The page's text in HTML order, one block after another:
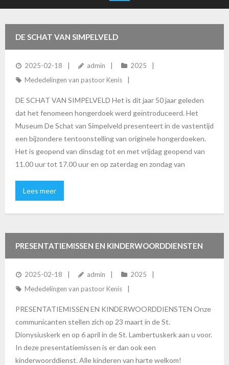
DE SCHAT VAN SIMPELVELD
2025-02-18 admin
2025
Mededelingen van pastoor Kenis
DE SCHAT VAN SIMPELVELD Het is dit jaar 50 jaar geleden
dat het fenomeen hongerdoek werd geïntroduceerd. Het
Museum De Schat van Simpelveld presenteert in de vastentijd
een bijzondere tentoonstelling van originele hongerdoeken.
Het is geopend van dinsdag tot en met vrijdag geopend van
11.00 uur tot 17.00 uur en op zaterdag en zondag van
Lees meer
PRESENTATIEMISSEN EN KINDERWOORDDIENSTEN
2025-02-18 admin
2025
Mededelingen van pastoor Kenis
PRESENTATIEMISSEN EN KINDERWOORDDIENSTEN Onze
communicanten stellen zich op 23 maart in de St.
Dionysiuskerk en op 6 april in de St. Lambertuskerk aan u voor.
In deze presentatiemissen is er dan ook een
kinderwoorddienst. Alle kinderen van harte welkom!